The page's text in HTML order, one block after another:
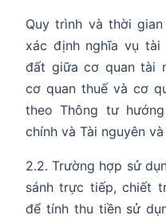
Quy trình và thời
xác định nghĩa vụ
đất giữa cơ quan tài
cơ quan thuế và cơ
theo Thông tư
chính và Tài nguyên
2.2. Trường hợp sử
sánh trực tiếp, chiết
để tính thu tiền sử